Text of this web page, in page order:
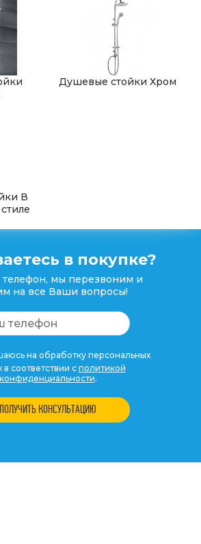
Душевые стойки Хром
В
в покупке?
телефон, мы перезвоним и
на все Ваши вопросы!
на обработку персональных
в соответствии с политикой
конфиденциальности.
ПОЛУЧИТЬ КОНСУЛЬТАЦИЮ